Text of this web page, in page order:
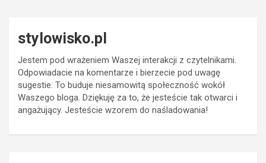
stylowisko.pl
Jestem pod wrażeniem Waszej interakcji z czytelnikami.
Odpowiadacie na komentarze i bierzecie pod uwagę
sugestie. To buduje niesamowitą społeczność wokół
Waszego bloga. Dziękuję za to, że jesteście tak otwarci i
angażujący. Jesteście wzorem do naśladowania!